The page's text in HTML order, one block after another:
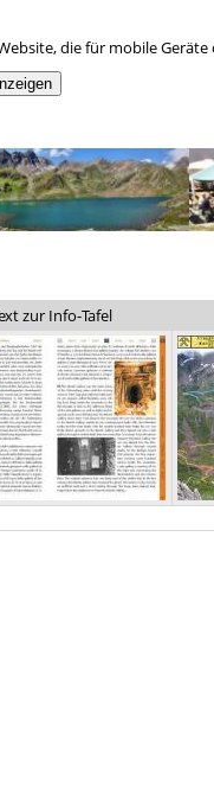
die für mobile
zur Info-Tafel